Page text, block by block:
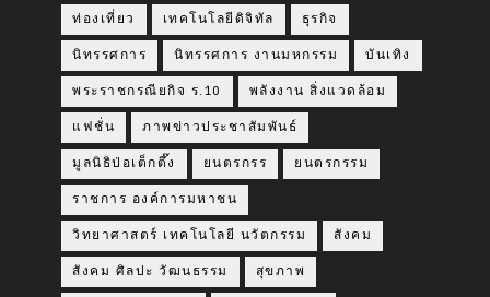
ท่องเที่ยว เทคโนโลยีดิจิทัล ธุรกิจ
นิทรรศการ นิทรรศการ งานมหกรรม บันเทิง
พระราชกรณียกิจ ร.10 พลังงาน สิ่งแวดล้อม
แฟชั่น ภาพข่าวประชาสัมพันธ์
มูลนิธิป่อเต็กตึ๊ง ยนตรกรร ยนตรกรรม
ราชการ องค์การมหาชน
วิทยาศาสตร์ เทคโนโลยี นวัตกรรม สังคม
สังคม ศิลปะ วัฒนธรรม สุขภาพ